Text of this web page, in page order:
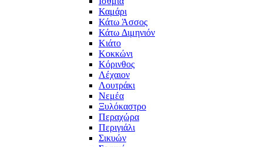
Καμάρι
Κάτω Άσσος
Κάτω Διμηνιόν
Κιάτο
Κοκκώνι
Κόρινθος
Λέχαιον
Λουτράκι
Νεμέα
Ξυλόκαστρο
Περαχώρα
Περιγιάλι
Σικυών